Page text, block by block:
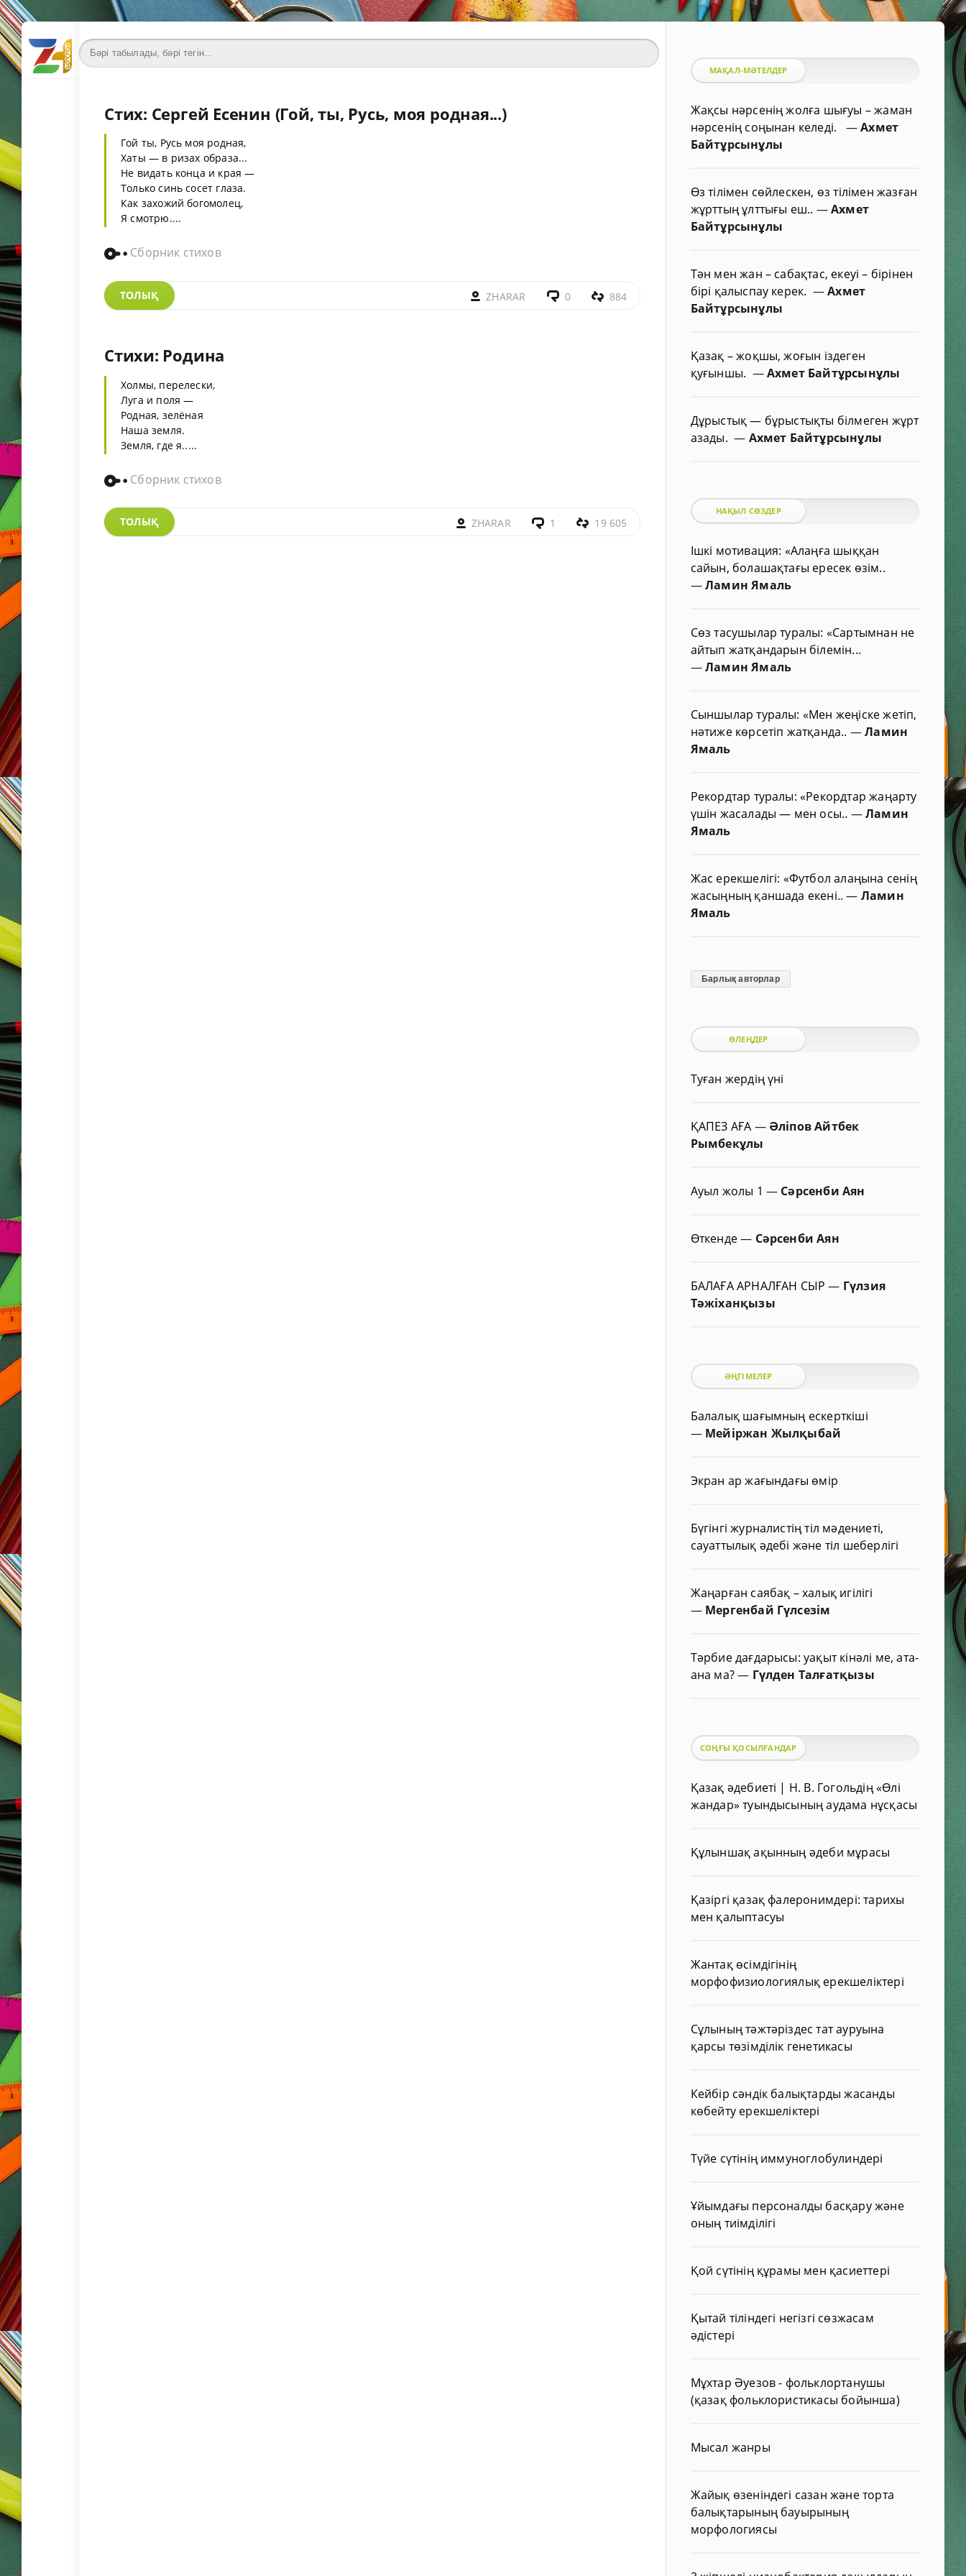
Стих: Сергей Есенин (Гой, ты, Русь, моя родная...)
Гой ты, Русь моя родная,
Хаты — в ризах образа...
Не видать конца и края —
Только синь сосет глаза.
Как захожий богомолец,
Я смотрю....
Сборник стихов
ТОЛЫҚ ZHARAR 0 884
Стихи: Родина
Холмы, перелески,
Луга и поля —
Родная, зелёная
Наша земля.
Земля, где я.....
Сборник стихов
ТОЛЫҚ ZHARAR 1 19 605
МАҚАЛ-МӘТЕЛДЕР
Жақсы нәрсенің жолға шығуы – жаман
нәрсенің соңынан келеді. —Ахмет
Байтұрсынұлы
Өз тілімен сөйлескен, өз тілімен жазған
жұрттың ұлттығы еш.. —Ахмет
Байтұрсынұлы
Тән мен жан – сабақтас, екеуі – бірінен
бірі қалыспау керек. —Ахмет
Байтұрсынұлы
Қазақ – жоқшы, жоғын іздеген
қуғыншы. —Ахмет Байтұрсынұлы
Дұрыстық — бұрыстықты білмеген жұрт
азады.— Ахмет Байтұрсынұлы
НАҚЫЛ СӨЗДЕР
Ішкі мотивация: «Алаңға шыққан
сайын, болашақтағы ересек өзім..
—Ламин Ямаль
Сөз тасушылар туралы: «Сартымнан не
айтып жатқандарын білемін...
—Ламин Ямаль
Сыншылар туралы: «Мен жеңіске жетіп,
нәтиже көрсетіп жатқанда.. —Ламин
Ямаль
Рекордтар туралы: «Рекордтар жаңарту
үшін жасалады — мен осы.. —Ламин
Ямаль
Жас ерекшелігі: «Футбол алаңына сенің
жасыңның қаншада екені..— Ламин
Ямаль
Барлық авторлар
ӨЛЕҢДЕР
Туған жердің үні
ҚАПЕЗ АҒА — Әліпов Айтбек
Рымбекұлы
Ауыл жолы 1 — Сәрсенби Аян
Өткенде— Сәрсенби Аян
БАЛАҒА АРНАЛҒАН СЫР— Гүлзия
Тәжіханқызы
ӘҢГІМЕЛЕР
Балалық шағымның ескерткіші
— Мейіржан Жылқыбай
Экран ар жағындағы өмір
Бүгінгі журналистің тіл мәдениеті,
сауаттылық әдебі және тіл шеберлігі
Жаңарған саябақ – халық игілігі
— Мергенбай Гүлсезім
Тәрбие дағдарысы: уақыт кінәлі ме, ата-
ана ма?— Гүлден Талғатқызы
СОҢҒЫ ҚОСЫЛҒАНДАР
Қазақ әдебиеті | Н. В. Гогольдің «Өлі
жандар» туындысының аудама нұсқасы
Құлыншақ ақынның әдеби мұрасы
Қазіргі қазақ фалеронимдері: тарихы
мен қалыптасуы
Жантақ өсімдігінің
морфофизиологиялық ерекшеліктері
Сұлының тәжтәріздес тат ауруына
қарсы төзімділік генетикасы
Кейбір сәндік балықтарды жасанды
көбейту ерекшеліктері
Түйе сүтінің иммуноглобулиндері
Ұйымдағы персоналды басқару және
оның тиімділігі
Қой сүтінің құрамы мен қасиеттері
Қытай тіліндегі негізгі сөзжасам
әдістері
Мұхтар Әуезов - фольклортанушы
(қазақ фольклористикасы бойынша)
Мысал жанры
Жайық өзеніндегі сазан және торта
балықтарының бауырының
морфологиясы